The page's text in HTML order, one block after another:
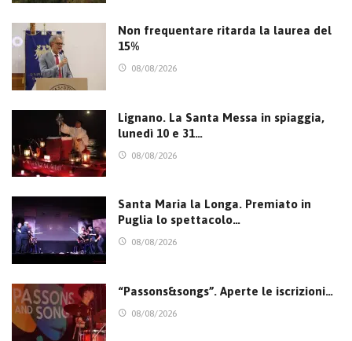
Non frequentare ritarda la laurea del
15%
08/08/2026
Lignano. La Santa Messa in spiaggia,
lunedì 10 e 31…
08/08/2026
Santa Maria la Longa. Premiato in
Puglia lo spettacolo…
08/08/2026
“Passons&songs”. Aperte le iscrizioni…
08/08/2026